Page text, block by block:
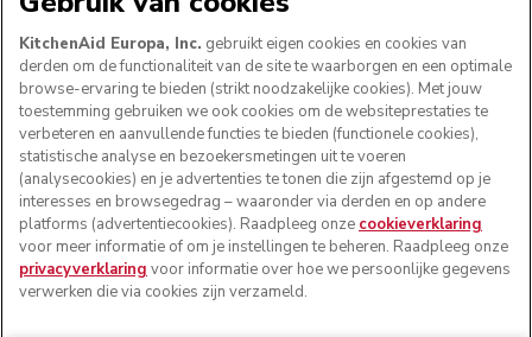
VOLG ONS
KitchenAid Europa, Inc. gebruikt eigen cookies en cookies van
derden om de functionaliteit van de site te waarborgen en een optimale
browse-ervaring te bieden (strikt noodzakelijke cookies). Met jouw
toestemming gebruiken we ook cookies om de websiteprestaties te
verbeteren en aanvullende functies te bieden (functionele cookies),
statistische analyse en bezoekersmetingen uit te voeren
(analysecookies) en je advertenties te tonen die zijn afgestemd op je
interesses en browsegedrag – waaronder via derden en op andere
platforms (advertentiecookies). Raadpleeg onze cookieverklaring
voor meer informatie of om je instellingen te beheren. Raadpleeg onze
privacyverklaring voor informatie over hoe we persoonlijke gegevens
verwerken die via cookies zijn verzameld.